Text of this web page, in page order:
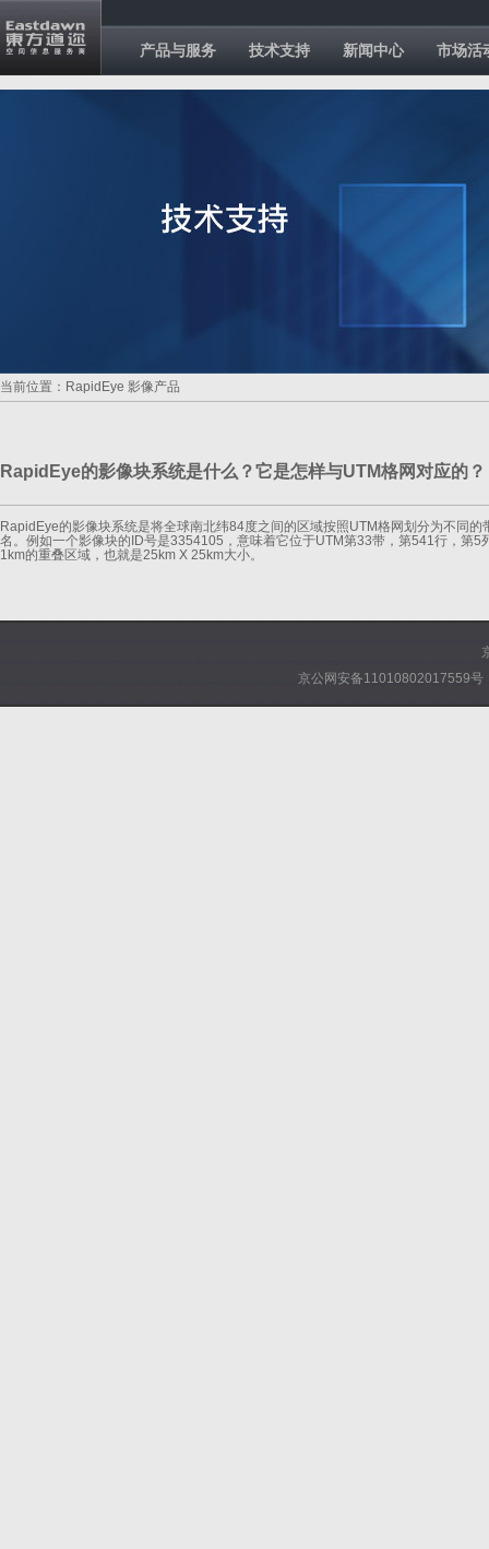
产品与服务 技术支持 新闻中心 市场活
当前位置：RapidEye 影像产品
RapidEye的影像块系统是什么？它是怎样与UTM格网对应的？
RapidEye的影像块系统是将全球南北纬84度之间的区域按照UTM格网划分为不同
名。例如一个影像块的ID号是3354105，意味着它位于UTM第33带，第541行，第
1km的重叠区域，也就是25km X 25km大小。
京公网安备11010802017559号